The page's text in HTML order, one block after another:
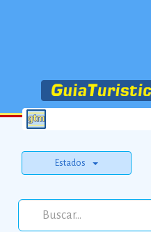
Estados